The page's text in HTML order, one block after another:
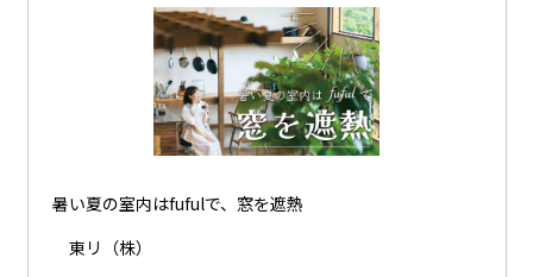
暑い夏の室内はfufulで、窓を遮熱
東リ（株）